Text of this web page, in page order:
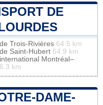
DE
Trois-Rivières 64.5 km
Saint-Hubert 64.9 km
Montréal–
km
DAME-